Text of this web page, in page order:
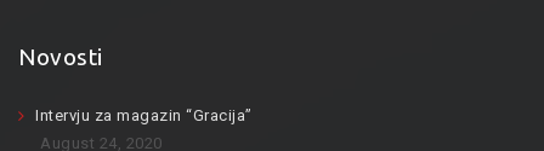
Novosti
Intervju za magazin “Gracija”
August 24, 2020